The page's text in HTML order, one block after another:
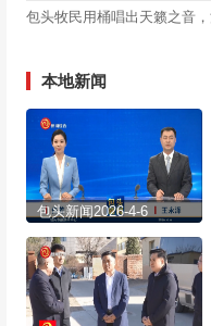
包头牧民用桶唱出天籁之音
本地新闻
包头新闻2026-4-6